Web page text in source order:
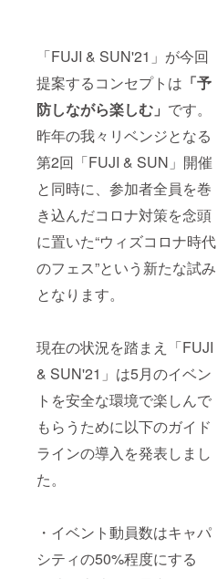
「FUJI & SUN'21」が今回
提案するコンセプトは 「予
防しながら楽しむ」 です。
昨年の我々リベンジとなる
第2回「FUJI & SUN」開催
と同時に、参加者全員を巻
き込んだコロナ対策を念頭
に置いた“ウィズコロナ時代
のフェス”という新たな試み
となります。
現在の状況を踏まえ「FUJI
& SUN'21」は5月のイベン
トを安全な環境で楽しんで
もらうために以下のガイド
ラインの導入を発表しまし
た。
・イベント動員数はキャパ
シティの50%程度にする